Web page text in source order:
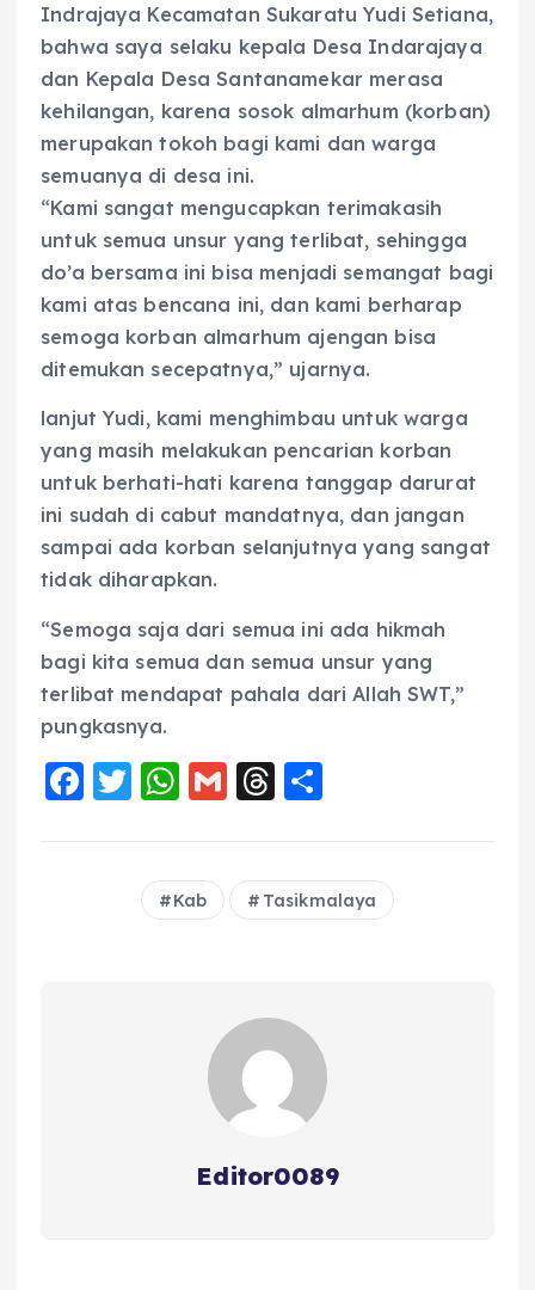
Indrajaya Kecamatan Sukaratu Yudi Setiana,
bahwa saya selaku kepala Desa Indarajaya
dan Kepala Desa Santanamekar merasa
kehilangan, karena sosok almarhum (korban)
merupakan tokoh bagi kami dan warga
semuanya di desa ini.
“Kami sangat mengucapkan terimakasih
untuk semua unsur yang terlibat, sehingga
do’a bersama ini bisa menjadi semangat bagi
kami atas bencana ini, dan kami berharap
semoga korban almarhum ajengan bisa
ditemukan secepatnya,” ujarnya.
lanjut Yudi, kami menghimbau untuk warga
yang masih melakukan pencarian korban
untuk berhati-hati karena tanggap darurat
ini sudah di cabut mandatnya, dan jangan
sampai ada korban selanjutnya yang sangat
tidak diharapkan.
“Semoga saja dari semua ini ada hikmah
bagi kita semua dan semua unsur yang
terlibat mendapat pahala dari Allah SWT,”
pungkasnya.
F
c
T
it
te
W
a
ts
A
G
ai
l
T
re
a
d
a
re
Kab Tasikmalaya
Editor0089